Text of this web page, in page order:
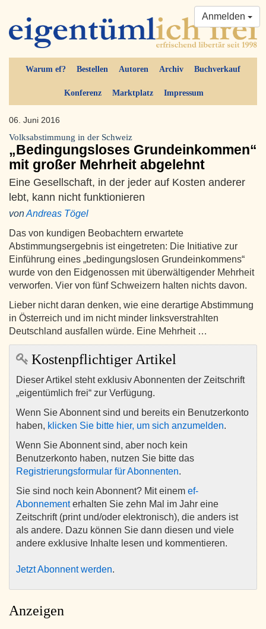
Warum ef? Bestellen Autoren Archiv Buchverkauf
Konferenz Marktplatz Impressum
Anmelden
06. Juni 2016
Volksabstimmung in der Schweiz
„Bedingungsloses Grundeinkommen“
mit großer Mehrheit abgelehnt
Eine Gesellschaft, in der jeder auf Kosten anderer
lebt, kann nicht funktionieren
vonAndreas Tögel
Das von kundigen Beobachtern erwartete
Abstimmungsergebnis ist eingetreten: Die Initiative zur
Einführung eines „bedingungslosen Grundeinkommens“
wurde von den Eidgenossen mit überwältigender Mehrheit
verworfen. Vier von fünf Schweizern halten nichts davon.
Lieber nicht daran denken, wie eine derartige Abstimmung
in Österreich und im nicht minder linksverstrahlten
Deutschland ausfallen würde. Eine Mehrheit …
Kostenpflichtiger Artikel
Dieser Artikel steht exklusiv Abonnenten der Zeitschrift
„eigentümlich frei“ zur Verfügung.
Wenn Sie Abonnent sind und bereits ein Benutzerkonto
haben, klicken Sie bitte hier, um sich anzumelden.
Wenn Sie Abonnent sind, aber noch kein
Benutzerkonto haben, nutzen Sie bitte das
Registrierungsformular für Abonnenten.
Sie sind noch kein Abonnent? Mit einem ef-
Abonnementerhalten Sie zehn Mal im Jahr eine
Zeitschrift (print und/oder elektronisch), die anders ist
als andere. Dazu können Sie dann diesen und viele
andere exklusive Inhalte lesen und kommentieren.
Jetzt Abonnent werden.
Anzeigen